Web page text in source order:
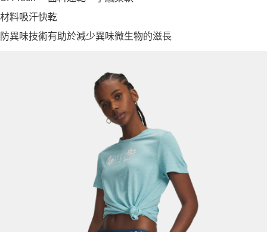
材料吸汗快乾
防異味技術有助於減少異味微生物的滋長